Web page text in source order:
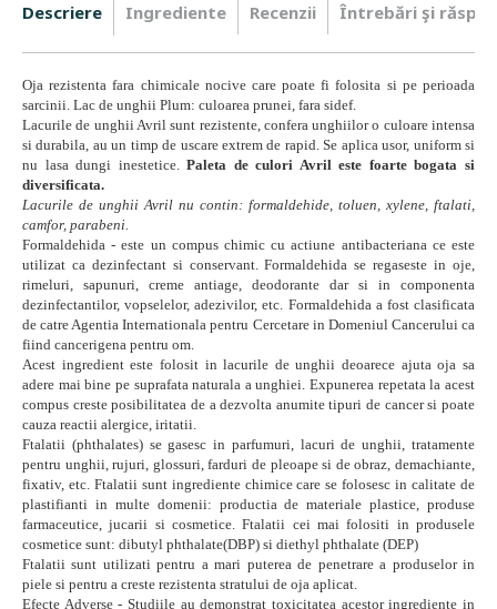
Descriere Ingrediente Recenzii Întrebări şi
Oja rezistenta fara chimicale nocive care poate fi folosita si pe perioada
sarcinii. Lac de unghii Plum: culoarea prunei, fara sidef.
Lacurile de unghii Avril sunt rezistente, confera unghiilor o culoare intensa
si durabila, au un timp de uscare extrem de rapid. Se aplica usor, uniform si
nu lasa dungi inestetice. Paleta de culori Avril este foarte bogata si
diversificata.
Lacurile de unghii Avril nu contin: formaldehide, toluen, xylene, ftalati,
camfor, parabeni.
Formaldehida - este un compus chimic cu actiune antibacteriana ce este
utilizat ca dezinfectant si conservant. Formaldehida se regaseste in oje,
rimeluri, sapunuri, creme antiage, deodorante dar si in componenta
dezinfectantilor, vopselelor, adezivilor, etc. Formaldehida a fost clasificata
de catre Agentia Internationala pentru Cercetare in Domeniul Cancerului ca
fiind cancerigena pentru om.
Acest ingredient este folosit in lacurile de unghii deoarece ajuta oja sa
adere mai bine pe suprafata naturala a unghiei. Expunerea repetata la acest
compus creste posibilitatea de a dezvolta anumite tipuri de cancer si poate
cauza reactii alergice, iritatii.
Ftalatii (phthalates) se gasesc in parfumuri, lacuri de unghii, tratamente
pentru unghii, rujuri, glossuri, farduri de pleoape si de obraz, demachiante,
fixativ, etc. Ftalatii sunt ingrediente chimice care se folosesc in calitate de
plastifianti in multe domenii: productia de materiale plastice, produse
farmaceutice, jucarii si cosmetice. Ftalatii cei mai folositi in produsele
cosmetice sunt: dibutyl phthalate(DBP) si diethyl phthalate (DEP)
Ftalatii sunt utilizati pentru a mari puterea de penetrare a produselor in
piele si pentru a creste rezistenta stratului de oja aplicat.
Efecte Adverse - Studiile au demonstrat toxicitatea acestor ingrediente in